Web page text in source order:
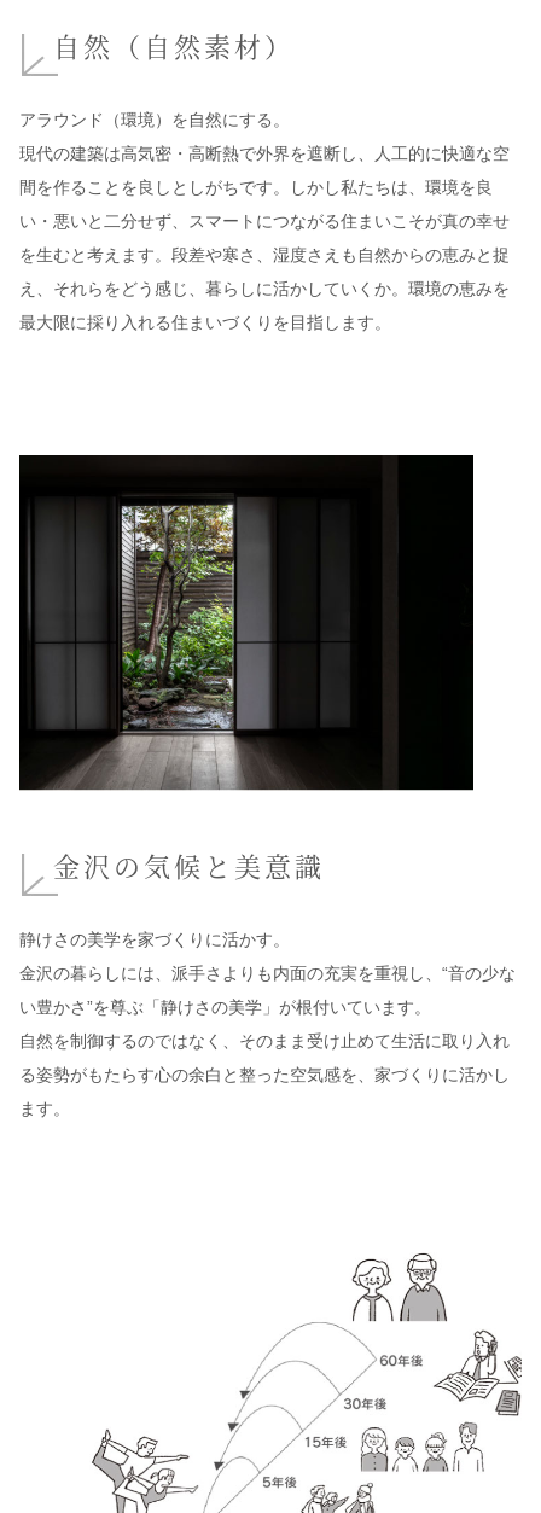
自然（自然素材）
アラウンド（環境）を自然にする。
現代の建築は高気密・高断熱で外界を遮断し、人工的に快適な空
間を作ることを良しとしがちです。しかし私たちは、環境を良
い・悪いと二分せず、スマートにつながる住まいこそが真の幸せ
を生むと考えます。段差や寒さ、湿度さえも自然からの恵みと捉
え、それらをどう感じ、暮らしに活かしていくか。環境の恵みを
最大限に採り入れる住まいづくりを目指します。
金沢の気候と美意識
静けさの美学を家づくりに活かす。
金沢の暮らしには、派手さよりも内面の充実を重視し、“音の少な
い豊かさ”を尊ぶ「静けさの美学」が根付いています。
自然を制御するのではなく、そのまま受け止めて生活に取り入れ
る姿勢がもたらす心の余白と整った空気感を、家づくりに活かし
ます。